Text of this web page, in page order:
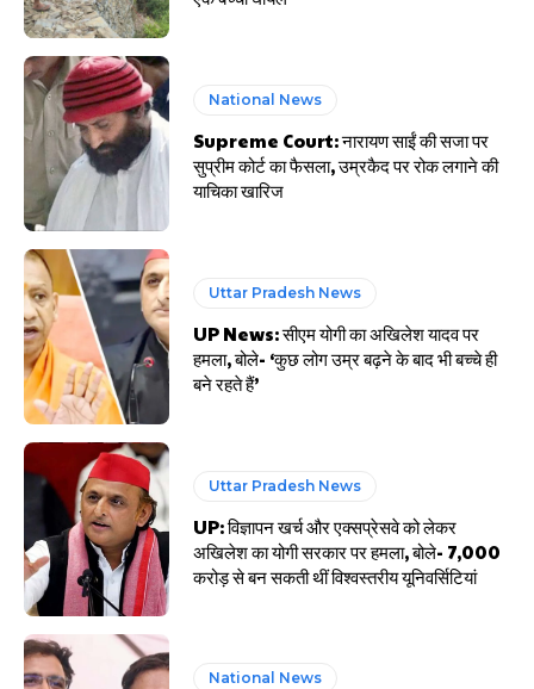
National News
Supreme Court: नारायण साईं की सजा पर
सुप्रीम कोर्ट का फैसला, उम्रकैद पर रोक लगाने की
याचिका खारिज
Uttar Pradesh News
UP News: सीएम योगी का अखिलेश यादव पर
हमला, बोले- ‘कुछ लोग उम्र बढ़ने के बाद भी बच्चे ही
बने रहते हैं’
Uttar Pradesh News
UP: विज्ञापन खर्च और एक्सप्रेसवे को लेकर
अखिलेश का योगी सरकार पर हमला, बोले- 7,000
करोड़ से बन सकती थीं विश्वस्तरीय यूनिवर्सिटियां
National News